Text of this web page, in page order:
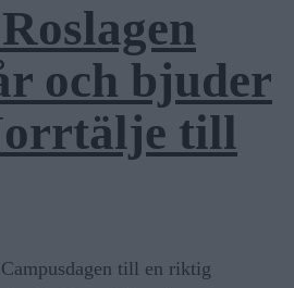
och bjuder
till
till en riktig